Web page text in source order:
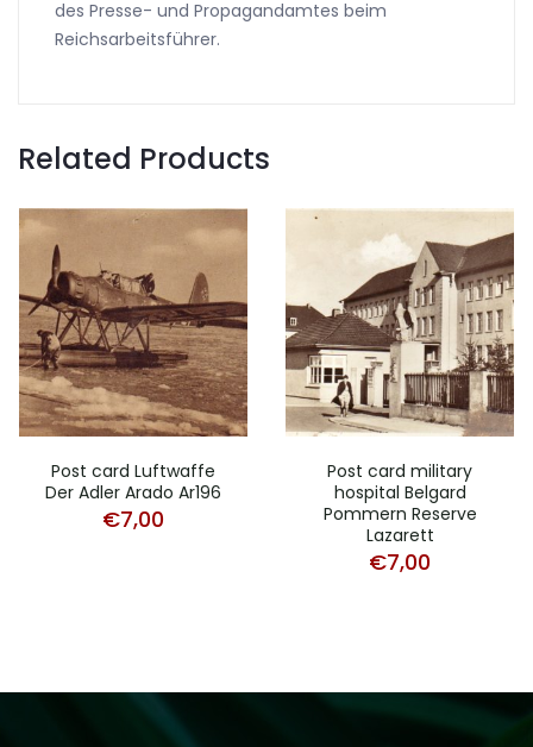
des Presse- und Propagandamtes beim
Reichsarbeitsführer.
Related Products
Post card Luftwaffe
Der Adler Arado Ar196
€7,00
Post card military
hospital Belgard
Pommern Reserve
Lazarett
€7,00